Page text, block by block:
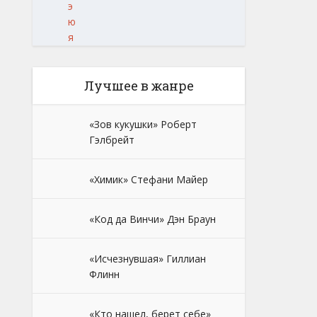
э
ю
я
Лучшее в жанре
«Зов кукушки» Роберт
Гэлбрейт
«Химик» Стефани Майер
«Код да Винчи» Дэн Браун
«Исчезнувшая» Гиллиан
Флинн
«Кто нашел, берет себе»